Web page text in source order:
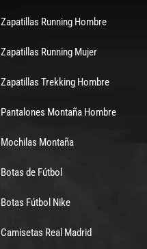
Zapatillas Running Hombre
Zapatillas Running Mujer
Zapatillas Trekking Hombre
Pantalones Montaña Hombre
Mochilas Montaña
Botas de Fútbol
Botas Fútbol Nike
Camisetas Real Madrid